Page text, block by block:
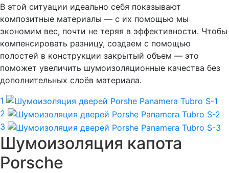
В этой ситуации идеально себя показывают
композитные материалы — с их помощью мы
экономим вес, почти не теряя в эффективности. Чтобы
компенсировать разницу, создаем с помощью
полостей в конструкции закрытый объем — это
поможет увеличить шумоизоляционные качества без
дополнительных слоёв материала.
1
2
3
Шумоизоляция капота
Porsche